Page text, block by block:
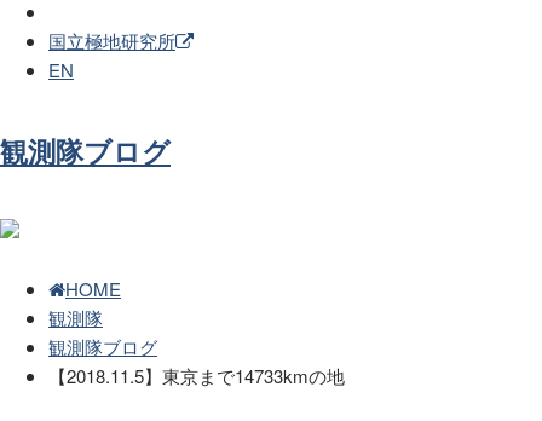
国立極地研究所
EN
観測隊ブログ
HOME
観測隊
観測隊ブログ
【2018.11.5】東京まで14733kmの地